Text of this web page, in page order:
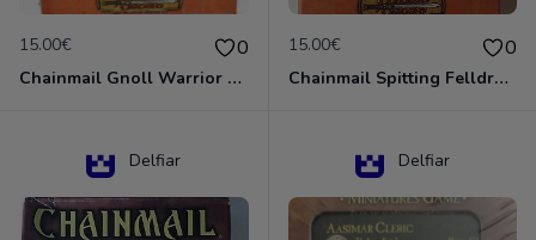
15.00€ 0
Chainmail Gnoll Warrior Dungeons & Dragons
15.00€ 0
Chainmail Spitting Felldrake
Delfiar Delfiar